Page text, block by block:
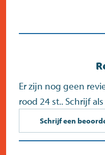
Er zijn nog geen
rood 24 st.. Schrijf
Schrijf een